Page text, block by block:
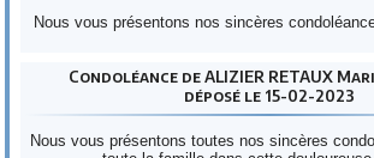
Nous vous présentons nos sincères
Condoléance de ALIZIER RETAUX
déposé le 15-02-2023
Nous vous présentons toutes nos sincères